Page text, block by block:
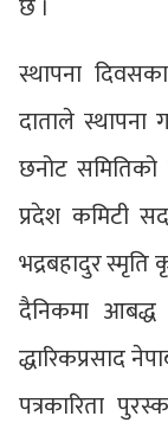
छ ।
स्थापना
दाताले स्थापना
छनोट
प्रदेश कमिटी
भद्रबहादुर स्मृति
दैनिकमा आबद्ध
द्धारिकप्रसाद
पत्रकारिता